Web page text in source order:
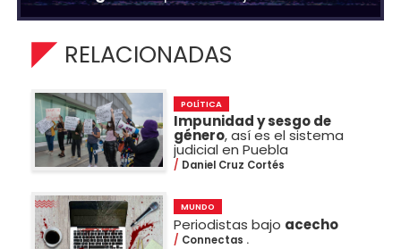
RELACIONADAS
POLÍTICA
Impunidad y sesgo de
género, así es el sistema
judicial en Puebla
Daniel Cruz Cortés
MUNDO
Periodistas bajo acecho
Connectas .